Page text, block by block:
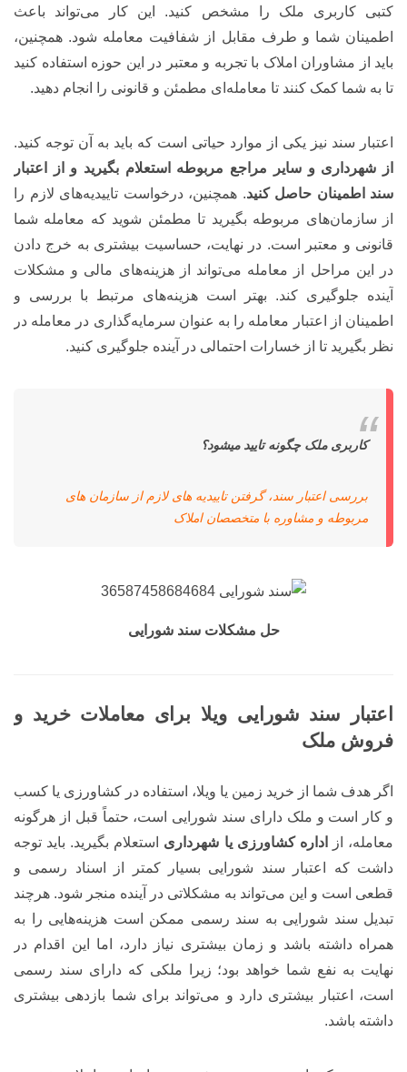
کتبی کاربری ملک را مشخص کنید. این کار می‌تواند باعث
اطمینان شما و طرف مقابل از شفافیت معامله شود. همچنین،
باید از مشاوران املاک با تجربه و معتبر در این حوزه استفاده کنید
تا به شما کمک کنند تا معامله‌ای مطمئن و قانونی را انجام دهید.
اعتبار سند نیز یکی از موارد حیاتی است که باید به آن توجه کنید.
از شهرداری و سایر مراجع مربوطه استعلام بگیرید و از اعتبار
سند اطمینان حاصل کنید. همچنین، درخواست تاییدیه‌های لازم را
از سازمان‌های مربوطه بگیرید تا مطمئن شوید که معامله شما
قانونی و معتبر است. در نهایت، حساسیت بیشتری به خرج دادن
در این مراحل از معامله می‌تواند از هزینه‌های مالی و مشکلات
آینده جلوگیری کند. بهتر است هزینه‌های مرتبط با بررسی و
اطمینان از اعتبار معامله را به عنوان سرمایه‌گذاری در معامله در
نظر بگیرید تا از خسارات احتمالی در آینده جلوگیری کنید.
کاربری ملک چگونه تایید میشود؟
بررسی اعتبار سند، گرفتن تاییدیه های لازم از سازمان های
مربوطه و مشاوره با متخصصان املاک
حل مشکلات سند شورایی
اعتبار سند شورایی ویلا برای معاملات خرید و
فروش ملک
اگر هدف شما از خرید زمین یا ویلا، استفاده در کشاورزی یا کسب
و کار است و ملک دارای سند شورایی است، حتماً قبل از هرگونه
معامله، از
اداره کشاورزی یا شهرداری استعلام بگیرید. باید توجه
داشت که اعتبار سند شورایی بسیار کمتر از اسناد رسمی و
قطعی است و این می‌تواند به مشکلاتی در آینده منجر شود. هرچند
تبدیل سند شورایی به سند رسمی ممکن است هزینه‌هایی را به
همراه داشته باشد و زمان بیشتری نیاز دارد، اما این اقدام در
نهایت به نفع شما خواهد بود؛ زیرا ملکی که دارای سند رسمی
است، اعتبار بیشتری دارد و می‌تواند برای شما بازدهی بیشتری
داشته باشد.